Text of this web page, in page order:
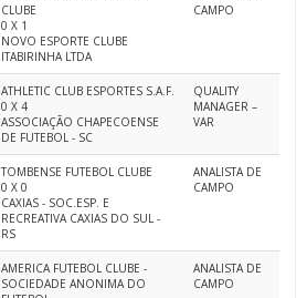
CLUBE
0 X 1
NOVO ESPORTE CLUBE
ITABIRINHA LTDA
CAMPO
ATHLETIC CLUB ESPORTES S.A.F.
0 X 4
ASSOCIAÇÃO CHAPECOENSE
DE FUTEBOL - SC
QUALITY
MANAGER –
VAR
TOMBENSE FUTEBOL CLUBE
0 X 0
CAXIAS - SOC.ESP. E
RECREATIVA CAXIAS DO SUL -
RS
ANALISTA DE
CAMPO
AMERICA FUTEBOL CLUBE -
SOCIEDADE ANONIMA DO
ANALISTA DE
CAMPO